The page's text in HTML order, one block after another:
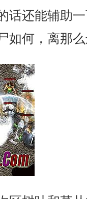
话还能辅助
如何，离那